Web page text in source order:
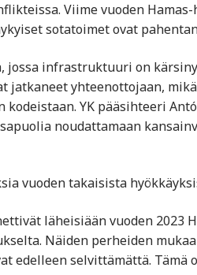
Viime vuoden
sotatoimet ovat
jossa infrastruktuuri on
jatkaneet yhteenottojaan,
YK pääsihteeri
noudattamaan
vuoden takaisista
läheisiään vuoden 2023
Näiden perheiden
edelleen selvittämättä.